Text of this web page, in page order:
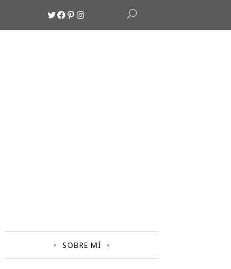
Twitter
Facebook
Pinterest
Instagram
SOBRE MÍ